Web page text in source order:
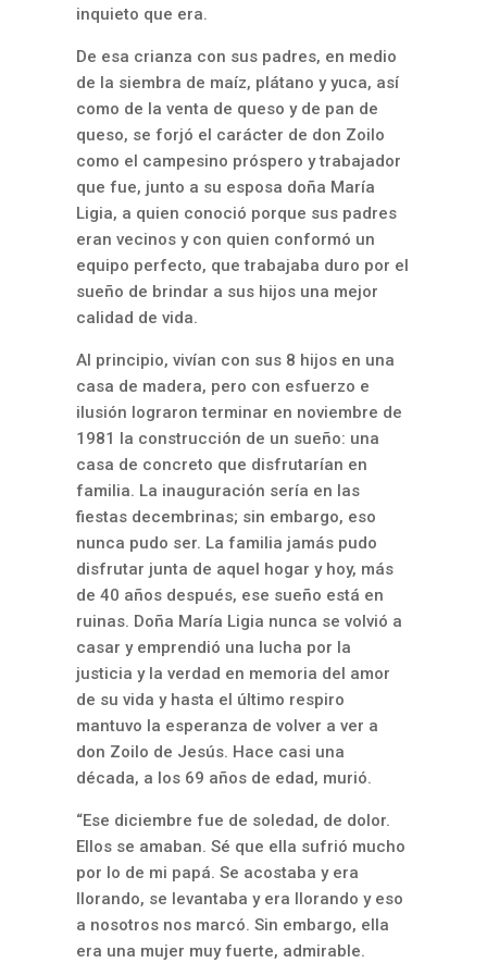
inquieto que era.
De esa crianza con sus padres, en medio
de la siembra de maíz, plátano y yuca, así
como de la venta de queso y de pan de
queso, se forjó el carácter de don Zoilo
como el campesino próspero y trabajador
que fue, junto a su esposa doña María
Ligia, a quien conoció porque sus padres
eran vecinos y con quien conformó un
equipo perfecto, que trabajaba duro por el
sueño de brindar a sus hijos una mejor
calidad de vida.
Al principio, vivían con sus 8 hijos en una
casa de madera, pero con esfuerzo e
ilusión lograron terminar en noviembre de
1981 la construcción de un sueño: una
casa de concreto que disfrutarían en
familia. La inauguración sería en las
fiestas decembrinas; sin embargo, eso
nunca pudo ser. La familia jamás pudo
disfrutar junta de aquel hogar y hoy, más
de 40 años después, ese sueño está en
ruinas. Doña María Ligia nunca se volvió a
casar y emprendió una lucha por la
justicia y la verdad en memoria del amor
de su vida y hasta el último respiro
mantuvo la esperanza de volver a ver a
don Zoilo de Jesús. Hace casi una
década, a los 69 años de edad, murió.
“Ese diciembre fue de soledad, de dolor.
Ellos se amaban. Sé que ella sufrió mucho
por lo de mi papá. Se acostaba y era
llorando, se levantaba y era llorando y eso
a nosotros nos marcó. Sin embargo, ella
era una mujer muy fuerte, admirable.